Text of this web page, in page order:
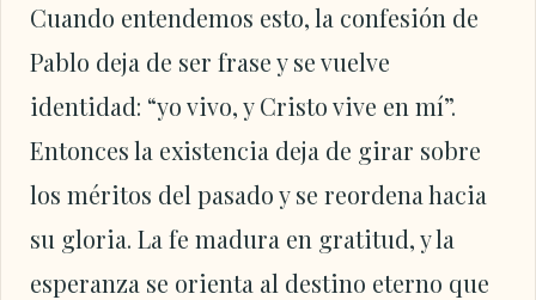
Cuando entendemos esto, la confesión de
Pablo deja de ser frase y se vuelve
identidad: “yo vivo, y Cristo vive en mí”.
Entonces la existencia deja de girar sobre
los méritos del pasado y se reordena hacia
su gloria. La fe madura en gratitud, y la
esperanza se orienta al destino eterno que